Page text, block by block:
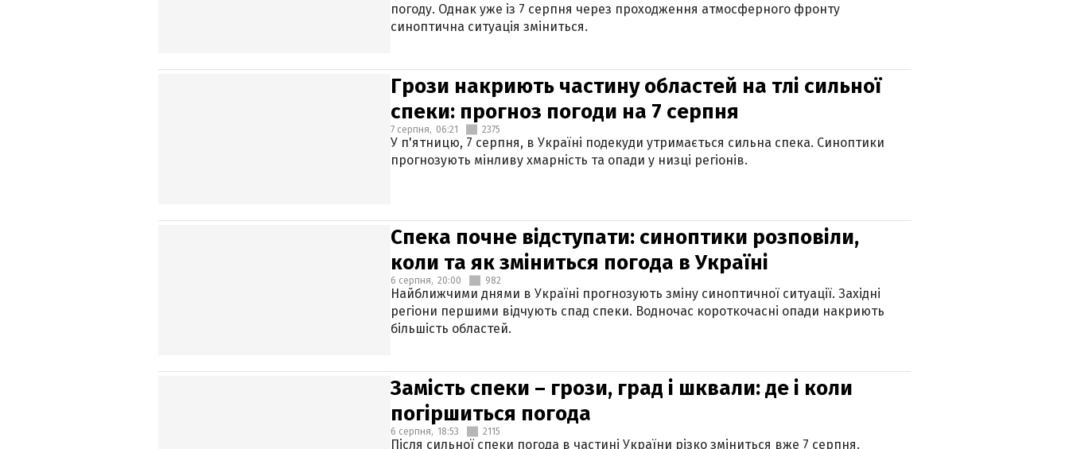
погоду. Однак уже із 7 серпня через проходження атмосферного фронту
синоптична ситуація зміниться.
Грози накриють частину областей на тлі сильної
спеки: прогноз погоди на 7 серпня
7 серпня, 06:21 2375
У п'ятницю, 7 серпня, в Україні подекуди утримається сильна спека. Синоптики
прогнозують мінливу хмарність та опади у низці регіонів.
Спека почне відступати: синоптики розповіли,
коли та як зміниться погода в Україні
6 серпня, 20:00 982
Найближчими днями в Україні прогнозують зміну синоптичної ситуації. Західні
регіони першими відчують спад спеки. Водночас короткочасні опади накриють
більшість областей.
Замість спеки – грози, град і шквали: де і коли
погіршиться погода
6 серпня, 18:53 2115
Після сильної спеки погода в частині України різко зміниться вже 7 серпня.